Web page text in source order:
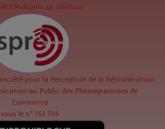
depuis sa création
pour la Perception de la Rémunération
au Public des Phonogrammes de
Commerce
sous le n° 151 736